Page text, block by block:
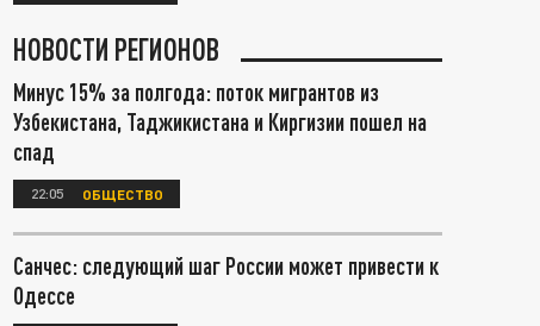
НОВОСТИ РЕГИОНОВ
Минус 15% за полгода: поток мигрантов из
Узбекистана, Таджикистана и Киргизии пошел на
спад
22:05 ОБЩЕСТВО
Санчес: следующий шаг России может привести к
Одессе